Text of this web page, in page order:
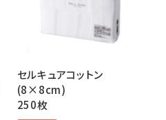
セルキュアコットン
(8×8cm)
250枚